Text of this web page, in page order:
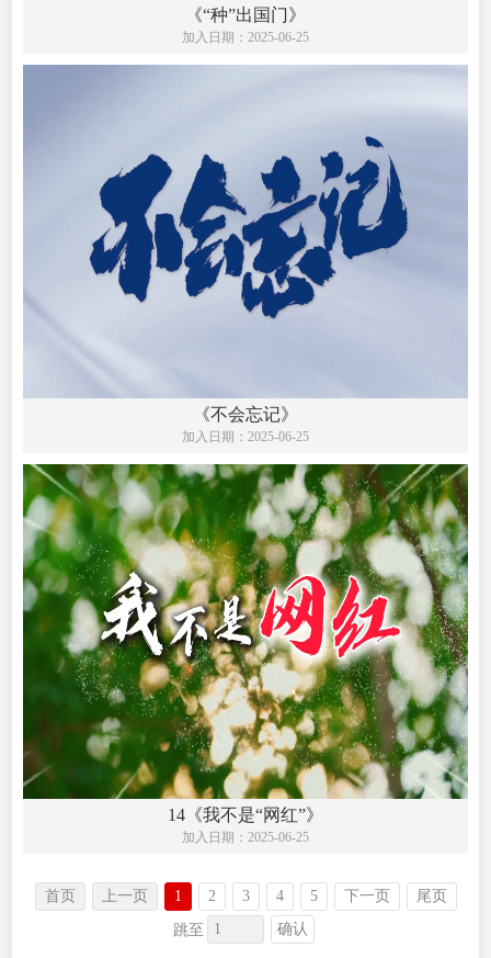
《“种”出国门》
加入日期： 2025-06-25
《不会忘记》
加入日期： 2025-06-25
14《我不是“网红”》
加入日期： 2025-06-25
首页 上一页 1 2 3 4 5 下一页 尾页
跳至 确认